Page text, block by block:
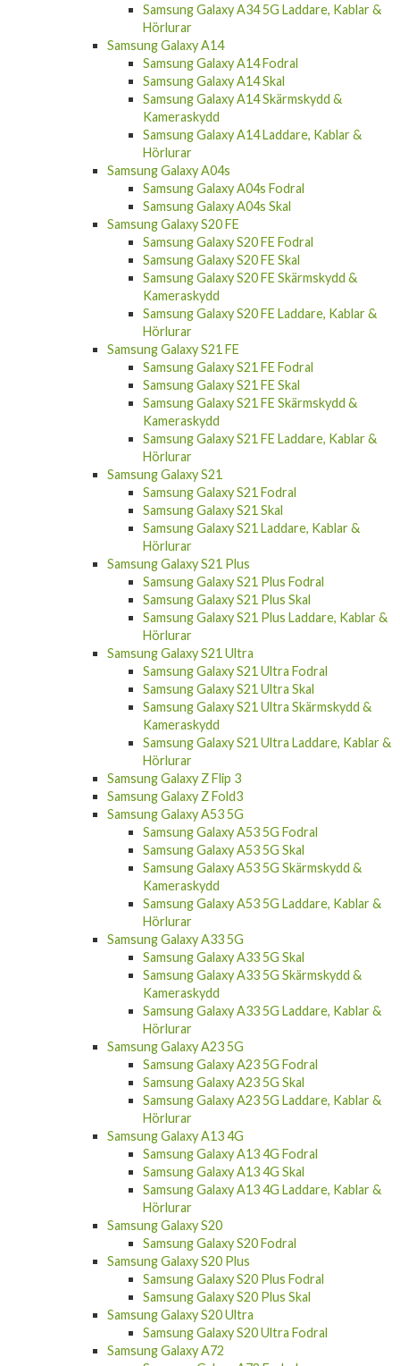
Hörlurar
Samsung Galaxy A14
Samsung Galaxy A14 Fodral
Samsung Galaxy A14 Skal
Samsung Galaxy A14 Skärmskydd &
Kameraskydd
Samsung Galaxy A14 Laddare, Kablar &
Hörlurar
Samsung Galaxy A04s
Samsung Galaxy A04s Fodral
Samsung Galaxy A04s Skal
Samsung Galaxy S20 FE
Samsung Galaxy S20 FE Fodral
Samsung Galaxy S20 FE Skal
Samsung Galaxy S20 FE Skärmskydd &
Kameraskydd
Samsung Galaxy S20 FE Laddare, Kablar &
Hörlurar
Samsung Galaxy S21 FE
Samsung Galaxy S21 FE Fodral
Samsung Galaxy S21 FE Skal
Samsung Galaxy S21 FE Skärmskydd &
Kameraskydd
Samsung Galaxy S21 FE Laddare, Kablar &
Hörlurar
Samsung Galaxy S21
Samsung Galaxy S21 Fodral
Samsung Galaxy S21 Skal
Samsung Galaxy S21 Laddare, Kablar &
Hörlurar
Samsung Galaxy S21 Plus
Samsung Galaxy S21 Plus Fodral
Samsung Galaxy S21 Plus Skal
Samsung Galaxy S21 Plus Laddare, Kablar &
Hörlurar
Samsung Galaxy S21 Ultra
Samsung Galaxy S21 Ultra Fodral
Samsung Galaxy S21 Ultra Skal
Samsung Galaxy S21 Ultra Skärmskydd &
Kameraskydd
Samsung Galaxy S21 Ultra Laddare, Kablar &
Hörlurar
Samsung Galaxy Z Flip 3
Samsung Galaxy Z Fold3
Samsung Galaxy A53 5G
Samsung Galaxy A53 5G Fodral
Samsung Galaxy A53 5G Skal
Samsung Galaxy A53 5G Skärmskydd &
Kameraskydd
Samsung Galaxy A53 5G Laddare, Kablar &
Hörlurar
Samsung Galaxy A33 5G
Samsung Galaxy A33 5G Skal
Samsung Galaxy A33 5G Skärmskydd &
Kameraskydd
Samsung Galaxy A33 5G Laddare, Kablar &
Hörlurar
Samsung Galaxy A23 5G
Samsung Galaxy A23 5G Fodral
Samsung Galaxy A23 5G Skal
Samsung Galaxy A23 5G Laddare, Kablar &
Hörlurar
Samsung Galaxy A13 4G
Samsung Galaxy A13 4G Fodral
Samsung Galaxy A13 4G Skal
Samsung Galaxy A13 4G Laddare, Kablar &
Hörlurar
Samsung Galaxy S20
Samsung Galaxy S20 Fodral
Samsung Galaxy S20 Plus
Samsung Galaxy S20 Plus Fodral
Samsung Galaxy S20 Plus Skal
Samsung Galaxy S20 Ultra
Samsung Galaxy S20 Ultra Fodral
Samsung Galaxy A72
Samsung Galaxy A72 Fodral